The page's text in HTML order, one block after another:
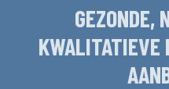
GEZONDE,
KWALITATIEVE